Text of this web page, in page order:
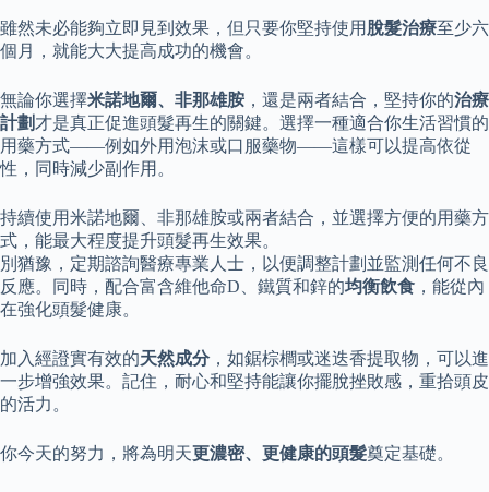
雖然未必能夠立即見到效果，但只要你堅持使用 脫髮治療至少六
個月，就能大大提高成功的機會。
無論你選擇米諾地爾、非那雄胺 ，還是兩者結合，堅持你的治療
計劃 才是真正促進頭髮再生的關鍵。選擇一種適合你生活習慣的
用藥方式——例如外用泡沫或口服藥物——這樣可以提高依從
性，同時減少副作用。
持續使用米諾地爾、非那雄胺或兩者結合，並選擇方便的用藥方
式，能最大程度提升頭髮再生效果。
別猶豫，定期諮詢醫療專業人士，以便調整計劃並監測任何不良
反應。同時，配合富含維他命D、鐵質和鋅的均衡飲食 ，能從內
在強化頭髮健康。
加入經證實有效的天然成分，如鋸棕櫚或迷迭香提取物，可以進
一步增強效果。記住，耐心和堅持能讓你擺脫挫敗感，重拾頭皮
的活力。
你今天的努力，將為明天更濃密、更健康的頭髮奠定基礎。